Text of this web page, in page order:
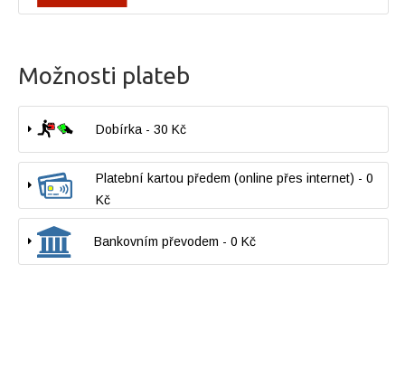
Možnosti plateb
Dobírka - 30 Kč
Platební kartou předem (online přes internet) - 0
Kč
Bankovním převodem - 0 Kč